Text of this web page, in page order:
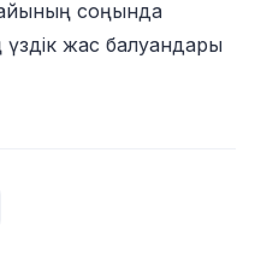
соңында
жас балуандары